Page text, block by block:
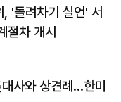
'돌려차기 실언' 서
절차 개시
사와 상견례…한미